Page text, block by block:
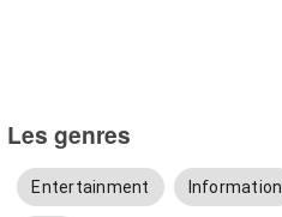
Les genres
Entertainment Information